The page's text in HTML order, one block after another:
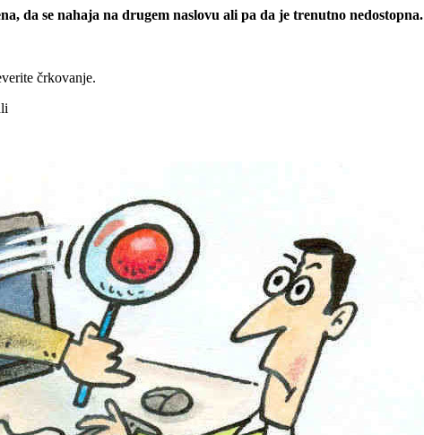
da se nahaja na drugem naslovu ali pa da je trenutno nedostopna.
črkovanje.